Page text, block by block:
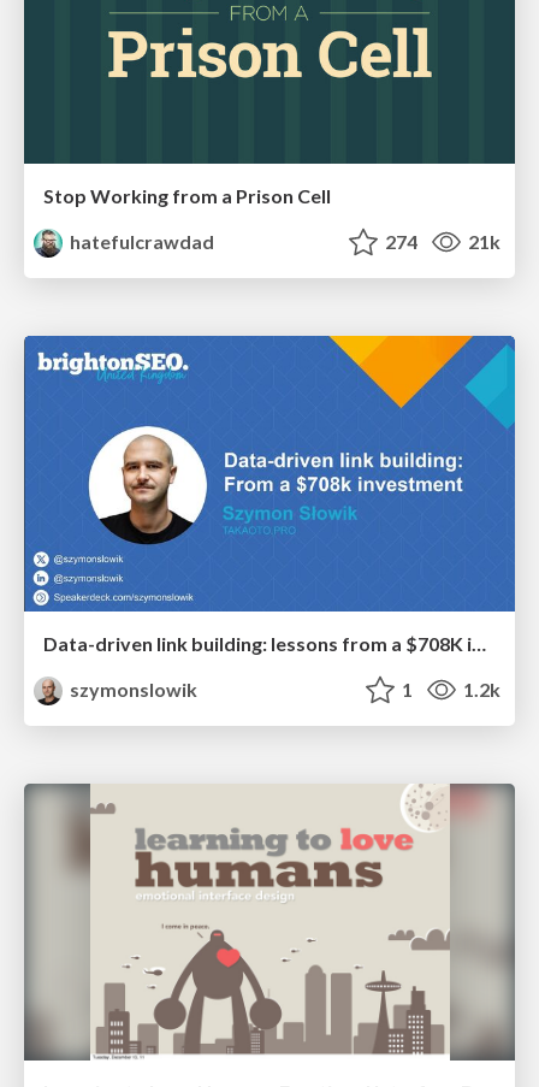
Stop Working from a Prison Cell
hatefulcrawdad
274 21k
Data-driven link building: lessons from a $708K investment (BrightonSEO talk)
szymonslowik
1 1.2k